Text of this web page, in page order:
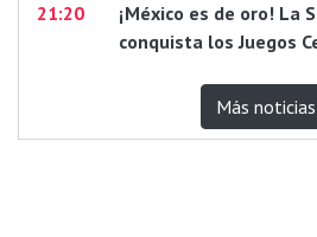
21:20
¡México es de oro! La
conquista los Juegos
Más noticias